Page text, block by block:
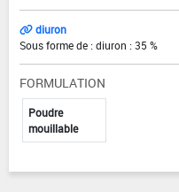
diuron
Sous forme de : diuron : 35 %
FORMULATION
Poudre
mouillable